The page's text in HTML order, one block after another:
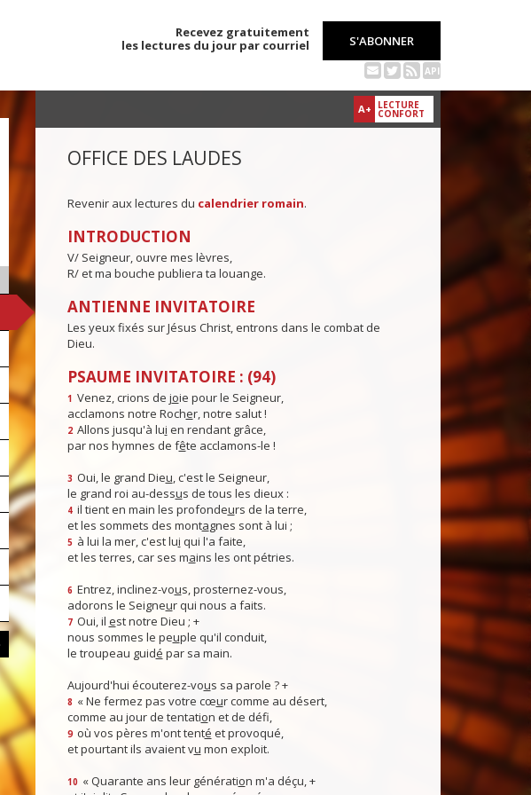
Recevez gratuitement
les lectures du jour par courriel
S'ABONNER
API
A+ LECTURE
CONFORT
OFFICE DES LAUDES
Revenir aux lectures du calendrier romain.
INTRODUCTION
V/ Seigneur, ouvre mes lèvres,
R/ et ma bouche publiera ta louange.
ANTIENNE INVITATOIRE
Les yeux fixés sur Jésus Christ, entrons dans le combat de
Dieu.
PSAUME INVITATOIRE : (94)
1 Venez, crions de joie pour le Seigneur,
acclamons notre Rocher, notre salut !
2 Allons jusqu'à lui en rendant grâce,
par nos hymnes de fête acclamons-le !
3 Oui, le grand Dieu, c'est le Seigneur,
le grand roi au-dessus de tous les dieux :
4 il tient en main les profondeurs de la terre,
et les sommets des montagnes sont à lui ;
5 à lui la mer, c'est lui qui l'a faite,
et les terres, car ses mains les ont pétries.
6 Entrez, inclinez-vous, prosternez-vous,
adorons le Seigneur qui nous a faits.
7 Oui, il est notre Dieu ; +
nous sommes le peuple qu'il conduit,
le troupeau guidé par sa main.
Aujourd'hui écouterez-vous sa parole ? +
8 « Ne fermez pas votre cœur comme au désert,
comme au jour de tentation et de défi,
9 où vos pères m'ont tenté et provoqué,
et pourtant ils avaient vu mon exploit.
10 « Quarante ans leur génération m'a déçu, +